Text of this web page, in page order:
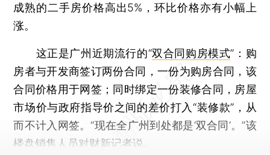
成熟的二手房价格高出5%，环比价格亦有小幅上
涨。
这正是广州近期流行的“双合同购房模式”：购
房者与开发商签订两份合同，一份为购房合同，该
合同价格用于网签；同时绑定一份装修合同，房屋
市场价与政府指导价之间的差价打入“装修款”，从
而不计入网签。“现在全广州到处都是‘双合同’。”该
楼盘销售人员对财新记者说。